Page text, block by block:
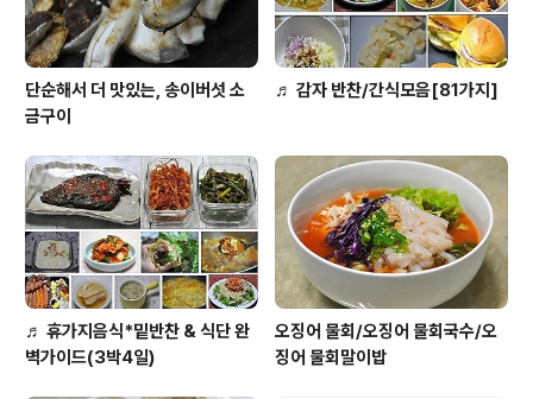
단순해서 더 맛있는, 송이버섯 소
금구이
♬ 감자 반찬/간식모음[81가지]
♬ 휴가지음식*밑반찬 & 식단 완
벽가이드(3박4일)
오징어 물회/오징어 물회국수/오
징어 물회말이밥